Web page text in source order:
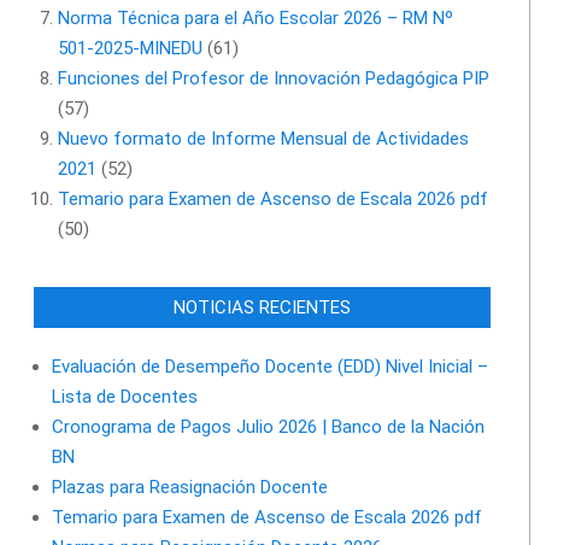
Norma Técnica para el Año Escolar 2026 – RM Nº
501-2025-MINEDU (61)
Funciones del Profesor de Innovación Pedagógica PIP
(57)
Nuevo formato de Informe Mensual de Actividades
2021 (52)
Temario para Examen de Ascenso de Escala 2026 pdf
(50)
NOTICIAS RECIENTES
Evaluación de Desempeño Docente (EDD) Nivel Inicial –
Lista de Docentes
Cronograma de Pagos Julio 2026 | Banco de la Nación
BN
Plazas para Reasignación Docente
Temario para Examen de Ascenso de Escala 2026 pdf